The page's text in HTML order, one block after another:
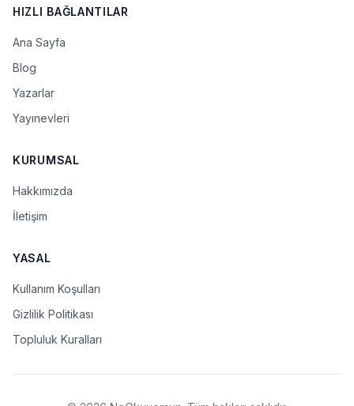
HIZLI BAĞLANTILAR
Ana Sayfa
Blog
Yazarlar
Yayınevleri
KURUMSAL
Hakkımızda
İletişim
YASAL
Kullanım Koşulları
Gizlilik Politikası
Topluluk Kuralları